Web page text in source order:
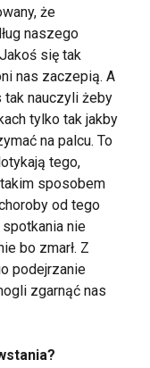
że
naszego
się tak
nas zaczepią. A
tak nauczyli żeby
tylko tak jakby
na palcu. To
tego,
sposobem
od tego
nie
bo zmarł. Z
podejrzanie
zgarnąć nas